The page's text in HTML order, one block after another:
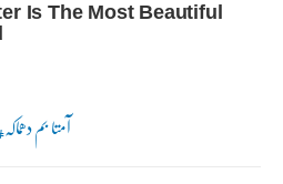
آمتا بم دھماکہ